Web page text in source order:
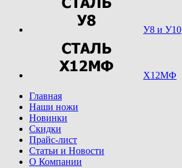
У8 и У10
Х12МФ
Главная
Наши ножи
Новинки
Скидки
Прайс-лист
Статьи и Новости
О Компании